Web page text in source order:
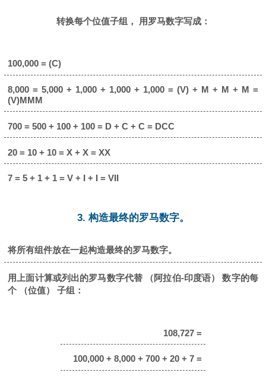
转换每个位值子组， 用罗马数字写成：
100,000 = (C)
8,000 = 5,000 + 1,000 + 1,000 + 1,000 = (V) + M + M + M =
(V)MMM
700 = 500 + 100 + 100 = D + C + C = DCC
20 = 10 + 10 = X + X = XX
7 = 5 + 1 + 1 = V + I + I = VII
3. 构造最终的罗马数字。
将所有组件放在一起构造最终的罗马数字。
用上面计算或列出的罗马数字代替 （阿拉伯-印度语） 数字的每
个 （位值） 子组：
108,727 =
100,000 + 8,000 + 700 + 20 + 7 =